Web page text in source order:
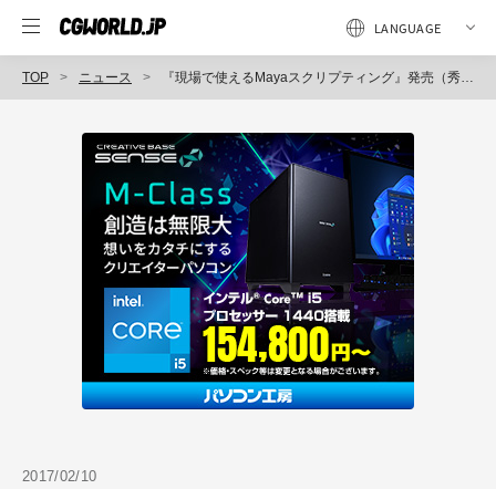
TOP ニュース 『現場で使えるMayaスクリプティング』発売（秀和システム）
2017/02/10